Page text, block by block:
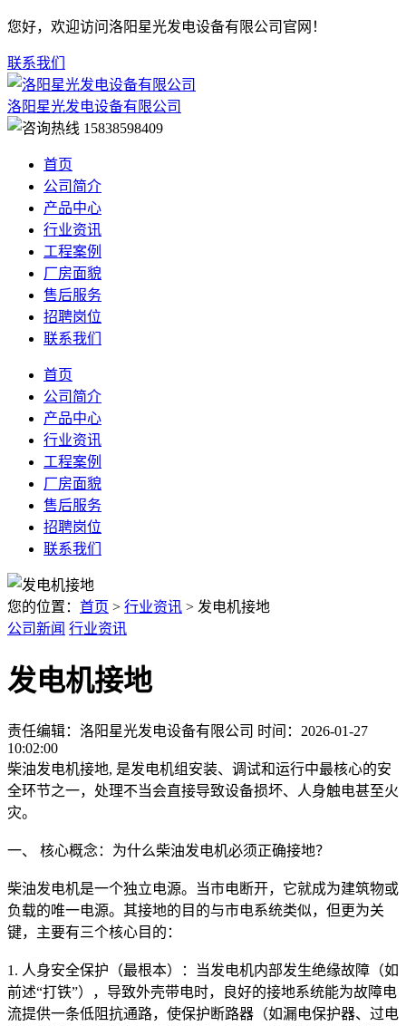
您好，欢迎访问洛阳星光发电设备有限公司官网！
联系我们
洛阳星光发电设备有限公司
15838598409
首页
公司简介
产品中心
行业资讯
工程案例
厂房面貌
售后服务
招聘岗位
联系我们
首页
公司简介
产品中心
行业资讯
工程案例
厂房面貌
售后服务
招聘岗位
联系我们
您的位置： 首页 > 行业资讯 > 发电机接地
公司新闻 行业资讯
发电机接地
责任编辑：洛阳星光发电设备有限公司 时间：2026-01-27
10:02:00
柴油发电机接地, 是发电机组安装、调试和运行中最核心的安
全环节之一，处理不当会直接导致设备损坏、人身触电甚至火
灾。
一、 核心概念：为什么柴油发电机必须正确接地？
柴油发电机是一个独立电源。当市电断开，它就成为建筑物或
负载的唯一电源。其接地的目的与市电系统类似，但更为关
键，主要有三个核心目的：
1. 人身安全保护（最根本）：当发电机内部发生绝缘故障（如
前述“打铁”），导致外壳带电时，良好的接地系统能为故障电
流提供一条低阻抗通路，使保护断路器（如漏电保护器、过电